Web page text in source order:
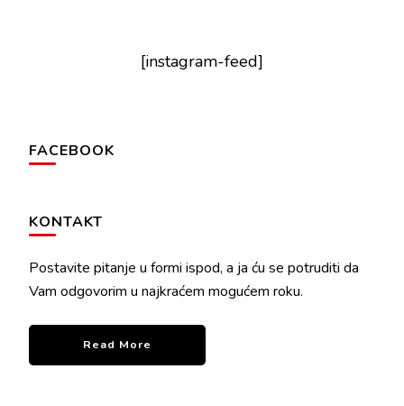
[instagram-feed]
FACEBOOK
KONTAKT
Postavite pitanje u formi ispod, a ja ću se potruditi da
Vam odgovorim u najkraćem mogućem roku.
Read More